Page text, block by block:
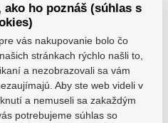
0
ho poznáš (súhlas s
vás nakupovanie bolo čo
stránkach rýchlo našli to,
a nezobrazovali sa vám
Aby ste web videli v
a nemuseli sa zakaždým
potrebujeme súhlas so